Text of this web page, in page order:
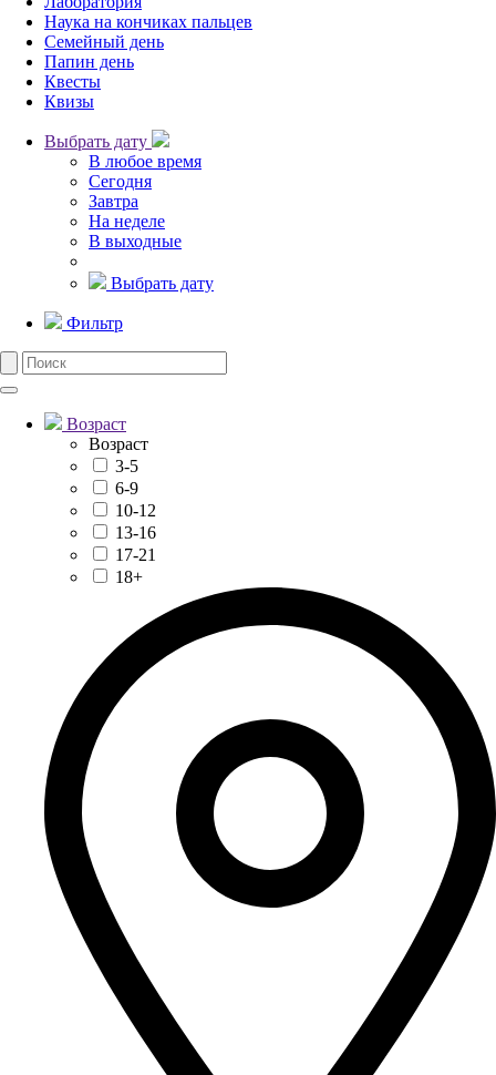
Наука на кончиках пальцев
Семейный день
Папин день
Квесты
Квизы
Выбрать дату
В любое время
Сегодня
Завтра
На неделе
В выходные
Выбрать дату
Фильтр
Возраст
Возраст
3-5
6-9
10-12
13-16
17-21
18+